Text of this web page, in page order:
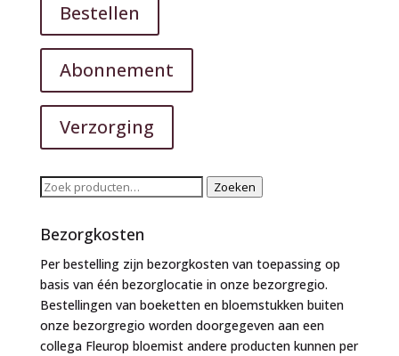
Bestellen
Abonnement
Verzorging
Zoeken
Zoeken
Bezorgkosten
Per bestelling zijn bezorgkosten van toepassing op
basis van één bezorglocatie in onze bezorgregio.
Bestellingen van boeketten en bloemstukken buiten
onze bezorgregio worden doorgegeven aan een
collega Fleurop bloemist andere producten kunnen per